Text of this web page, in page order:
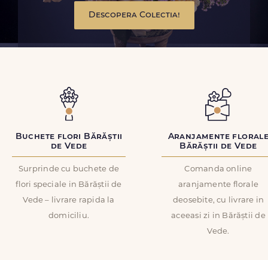
Descopera Colectia!
Buchete flori Bărăștii
de Vede
Surprinde cu buchete de
flori speciale in Bărăștii de
Vede – livrare rapida la
domiciliu.
Aranjamente
Bărăștii de Vede
Comanda online
aranjamente florale
deosebite, cu livrare in
aceeasi zi in Bărăștii de
Vede.